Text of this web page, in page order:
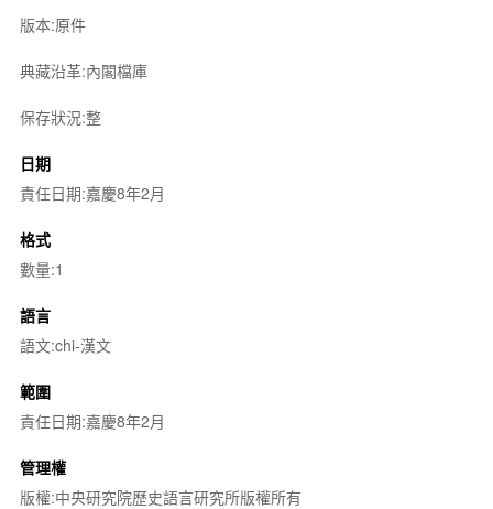
版本:原件
典藏沿革:內閣檔庫
保存狀況:整
日期
責任日期:嘉慶8年2月
格式
數量:1
語言
語文:chi-漢文
範圍
責任日期:嘉慶8年2月
管理權
版權:中央研究院歷史語言研究所版權所有